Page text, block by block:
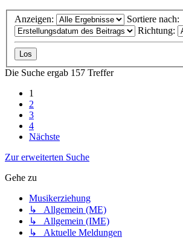
Anzeigen:
Sortiere nach:
Richtung:
Die Suche ergab 157 Treffer
1
2
3
4
Nächste
Zur erweiterten Suche
Gehe zu
Musikerziehung
↳ Allgemein (ME)
↳ Allgemein (IME)
↳ Aktuelle Meldungen